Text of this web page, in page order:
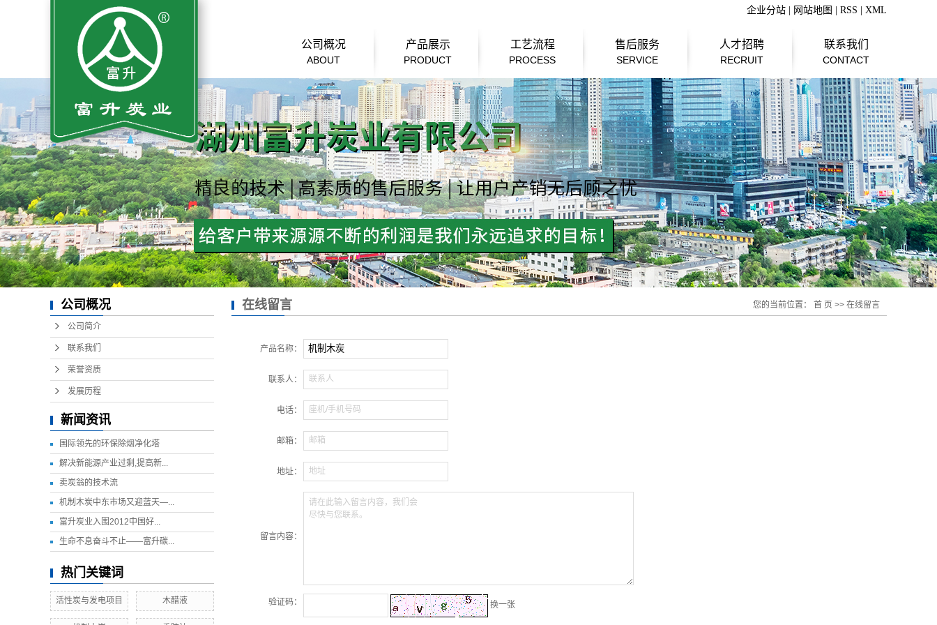
企业分站 网站地图 RSS XML
公司概况
ABOUT
产品展示
PRODUCT
工艺流程
PROCESS
售后服务
SERVICE
人才招聘
RECRUIT
联系我们
CONTACT
公司概况
公司简介
联系我们
荣誉资质
发展历程
新闻资讯
国际领先的环保除烟净化塔
解决新能源产业过剩,提高新...
​卖炭翁的技术流
机制木炭中东市场又迎蓝天—...
富升炭业入围2012中国好...
生命不息奋斗不止——富升碳...
热门关键词
活性炭与发电项目 木醋液
在线留言 您的当前位置： 首 页 >> 在线留言
产品名称：
联系人： 联系人
电话： 座机/手机号码
邮箱： 邮箱
地址： 地址
留言内容：
请在此输入留言内容，我们会
尽快与您联系。
验证码： 换一张